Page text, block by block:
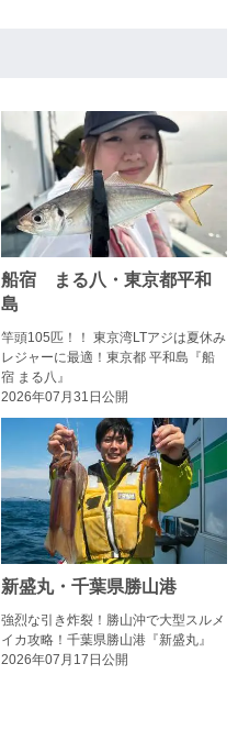
船宿 まる八・東京都平和
島
竿頭105匹！！ 東京湾LTアジは夏休み
レジャーに最適！東京都 平和島『船
宿 まる八』
2026年07月31日公開
新盛丸・千葉県勝山港
強烈な引き炸裂！勝山沖で大型スルメ
イカ攻略！千葉県勝山港『新盛丸』
2026年07月17日公開